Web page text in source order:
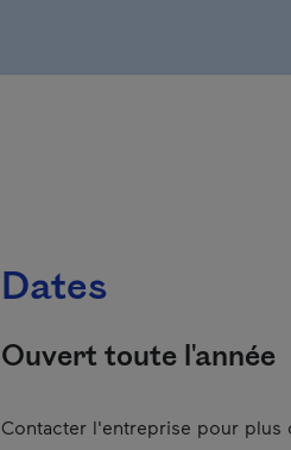
Dates
Ouvert toute l'année
Contacter l'entreprise pour plus